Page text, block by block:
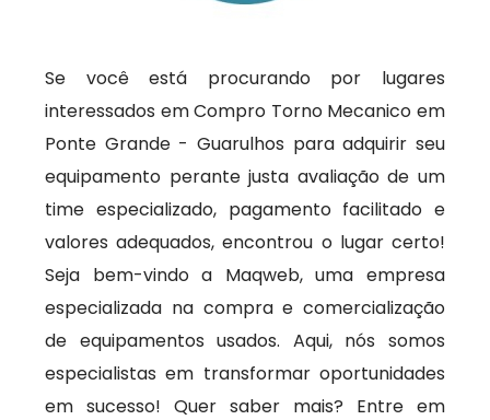
Se você está procurando por lugares
interessados em Compro Torno Mecanico em
Ponte Grande - Guarulhos para adquirir seu
equipamento perante justa avaliação de um
time especializado, pagamento facilitado e
valores adequados, encontrou o lugar certo!
Seja bem-vindo a Maqweb, uma empresa
especializada na compra e comercialização
de equipamentos usados. Aqui, nós somos
especialistas em transformar oportunidades
em sucesso! Quer saber mais? Entre em